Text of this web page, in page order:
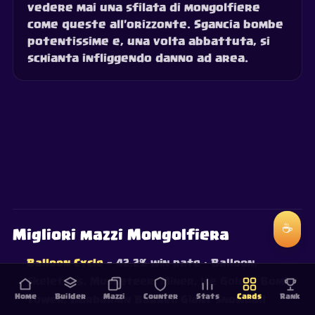
vedere mai una sfilata di mongolfiere
come queste all'orizzonte. Sgancia bombe
potentissime e, una volta abbattuta, si
schianta infliggendo danno ad area.
Home Builder Mazzi Counter Stats Cards Rank
Migliori mazzi Mongolfiera
Balloon Cycle— 42.2% win rate· Balloon,
Skeletons, Musketeer, Miner, Ice Golem, Bomb
Tower, Barbarian Barrel, Giant Snowball
☕